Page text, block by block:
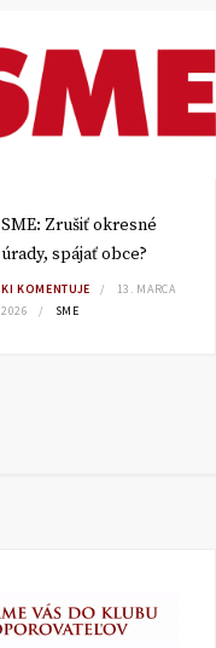
SME: Zrušiť okresné
úrady, spájať obce?
KI KOMENTUJE
13. MARCA
2026
SME